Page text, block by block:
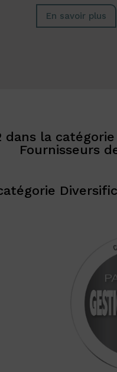
En savoir plus
la
Fournisseurs